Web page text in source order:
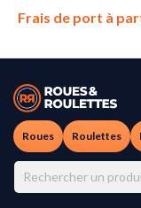
Frais de port à
Roues Roulettes